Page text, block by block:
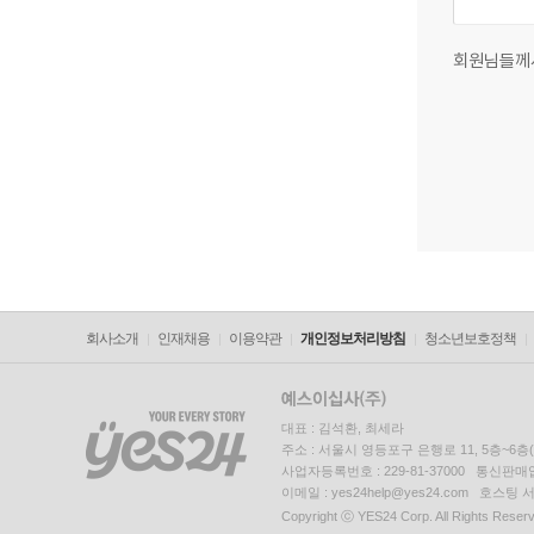
회원님들
회사소개 인재채용 이용약관 개인정보처리방침 청소년보호정책
대표 : 김석환, 최세라
주소 : 서울시 영등포구 은행로 11, 5층~6
사업자등록번호 : 229-81-37000 통신판매
이메일 : yes24help@yes24.com 호스팅
Copyright ⓒ YES24 Corp. All Rights